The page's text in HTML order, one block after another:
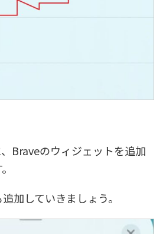
Braveのウィジェットを追加
加していきましょう。